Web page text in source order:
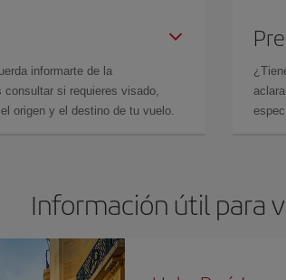
informarte de la
si requieres visado,
origen y el destino de tu vuelo.
Información útil para